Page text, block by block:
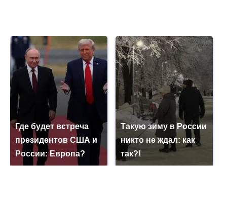
Где будет встреча
президентов США и
России: Европа?
Такую зиму в России
никто не ждал: как
так?!